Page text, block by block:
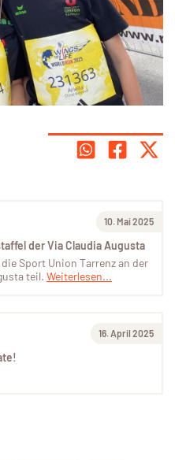
16. April 2025
10. Mai 2025
der Via Claudia Augusta
Sport Union Tarrenz an der
teil. Weiterlesen...